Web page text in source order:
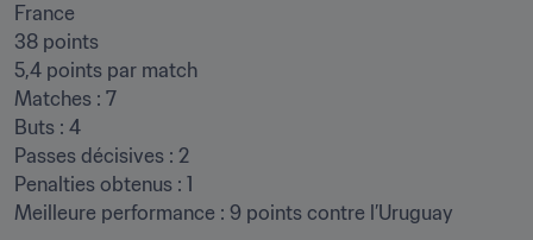
France
38 points
5,4 points par match
Matches : 7
Buts : 4
Passes décisives : 2
Penalties obtenus : 1
Meilleure performance : 9 points contre l’Uruguay